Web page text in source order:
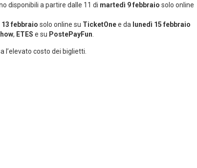
disponibili a partire dalle 11 di martedì 9 febbraio solo online
febbraio solo online su TicketOnee da lunedì 15 febbraio
, ETES e su PostePayFun
costo dei biglietti.